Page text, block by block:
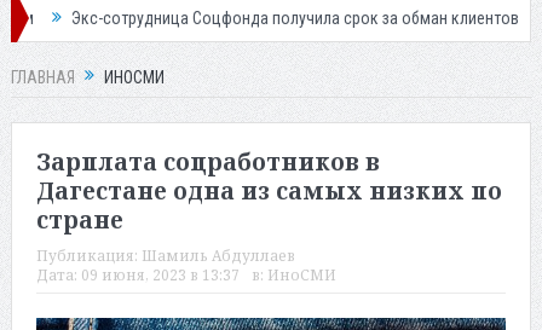
Соцфонда получила срок за обман клиентов Жителей
ГЛАВНАЯ ИНОСМИ
Зарплата соцработников в
Дагестане одна из самых низких по
стране
Публикация: Шамиль Абдуллаев
Дата: 09 июня, 2023 в 13:37 в: ИноСМИ